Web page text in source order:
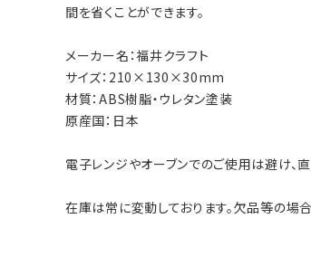
間を省くことができます。
メーカー名：福井クラフト
サイズ：210×130×30mm
材質：ABS樹脂・ウレタン塗装
原産国：日本
電子レンジやオーブンでのご使用は避け、
在庫は常に変動しております。欠品等の場